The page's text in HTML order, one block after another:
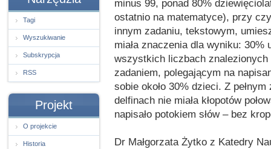
Tagi
Wyszukiwanie
Subskrypcja
RSS
Projekt
O projekcie
Historia
minus 99, ponad 80%
ostatnio na matematyce), przy
innym zadaniu, tekstowym,
miała znaczenia dla wyniku: 30%
wszystkich liczbach
zadaniem, polegającym na
sobie około 30% dzieci. Z
delfinach nie miała kłopotów
napisało potokiem słów – bez
Dr Małgorzata Żytko z Katedry